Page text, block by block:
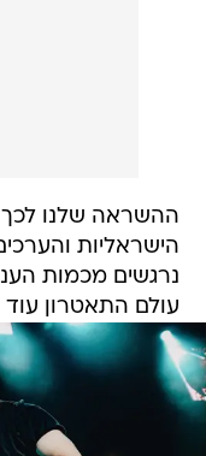
ההשראה שלנו לכך
הישראליות
נרגשים מכמות
עולם התאטרון עוד